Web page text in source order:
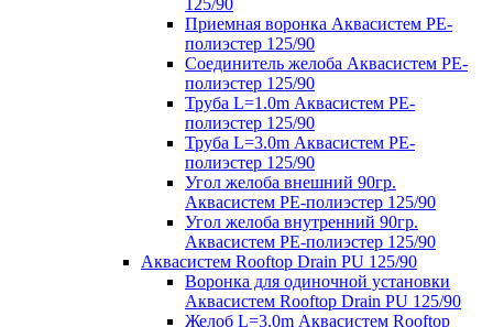
125/90
Приемная воронка Аквасистем PE-
полиэстер 125/90
Соединитель желоба Аквасистем PE-
полиэстер 125/90
Труба L=1.0m Аквасистем PE-
полиэстер 125/90
Труба L=3.0m Аквасистем PE-
полиэстер 125/90
Угол желоба внешний 90гр.
Аквасистем PE-полиэстер 125/90
Угол желоба внутренний 90гр.
Аквасистем PE-полиэстер 125/90
Аквасистем Rooftop Drain PU 125/90
Воронка для одиночной установки
Аквасистем Rooftop Drain PU 125/90
Желоб L=3.0m Аквасистем Rooftop